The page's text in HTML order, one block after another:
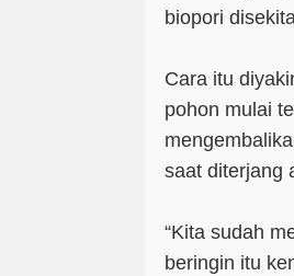
biopori
Cara itu
pohon mulai
saat diterjang
“Kita sudah
beringin itu